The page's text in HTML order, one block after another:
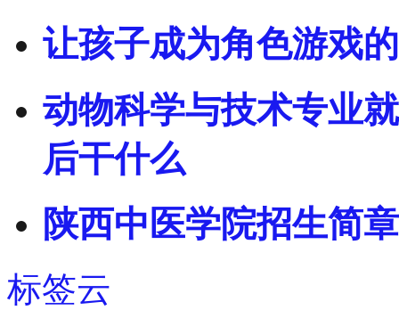
让孩子成为角色游戏
动物科学与技术专业
后干什么
陕西中医学院招生简章
标签云